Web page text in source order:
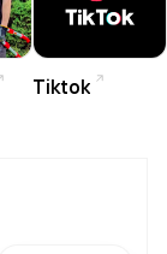
Tiktok